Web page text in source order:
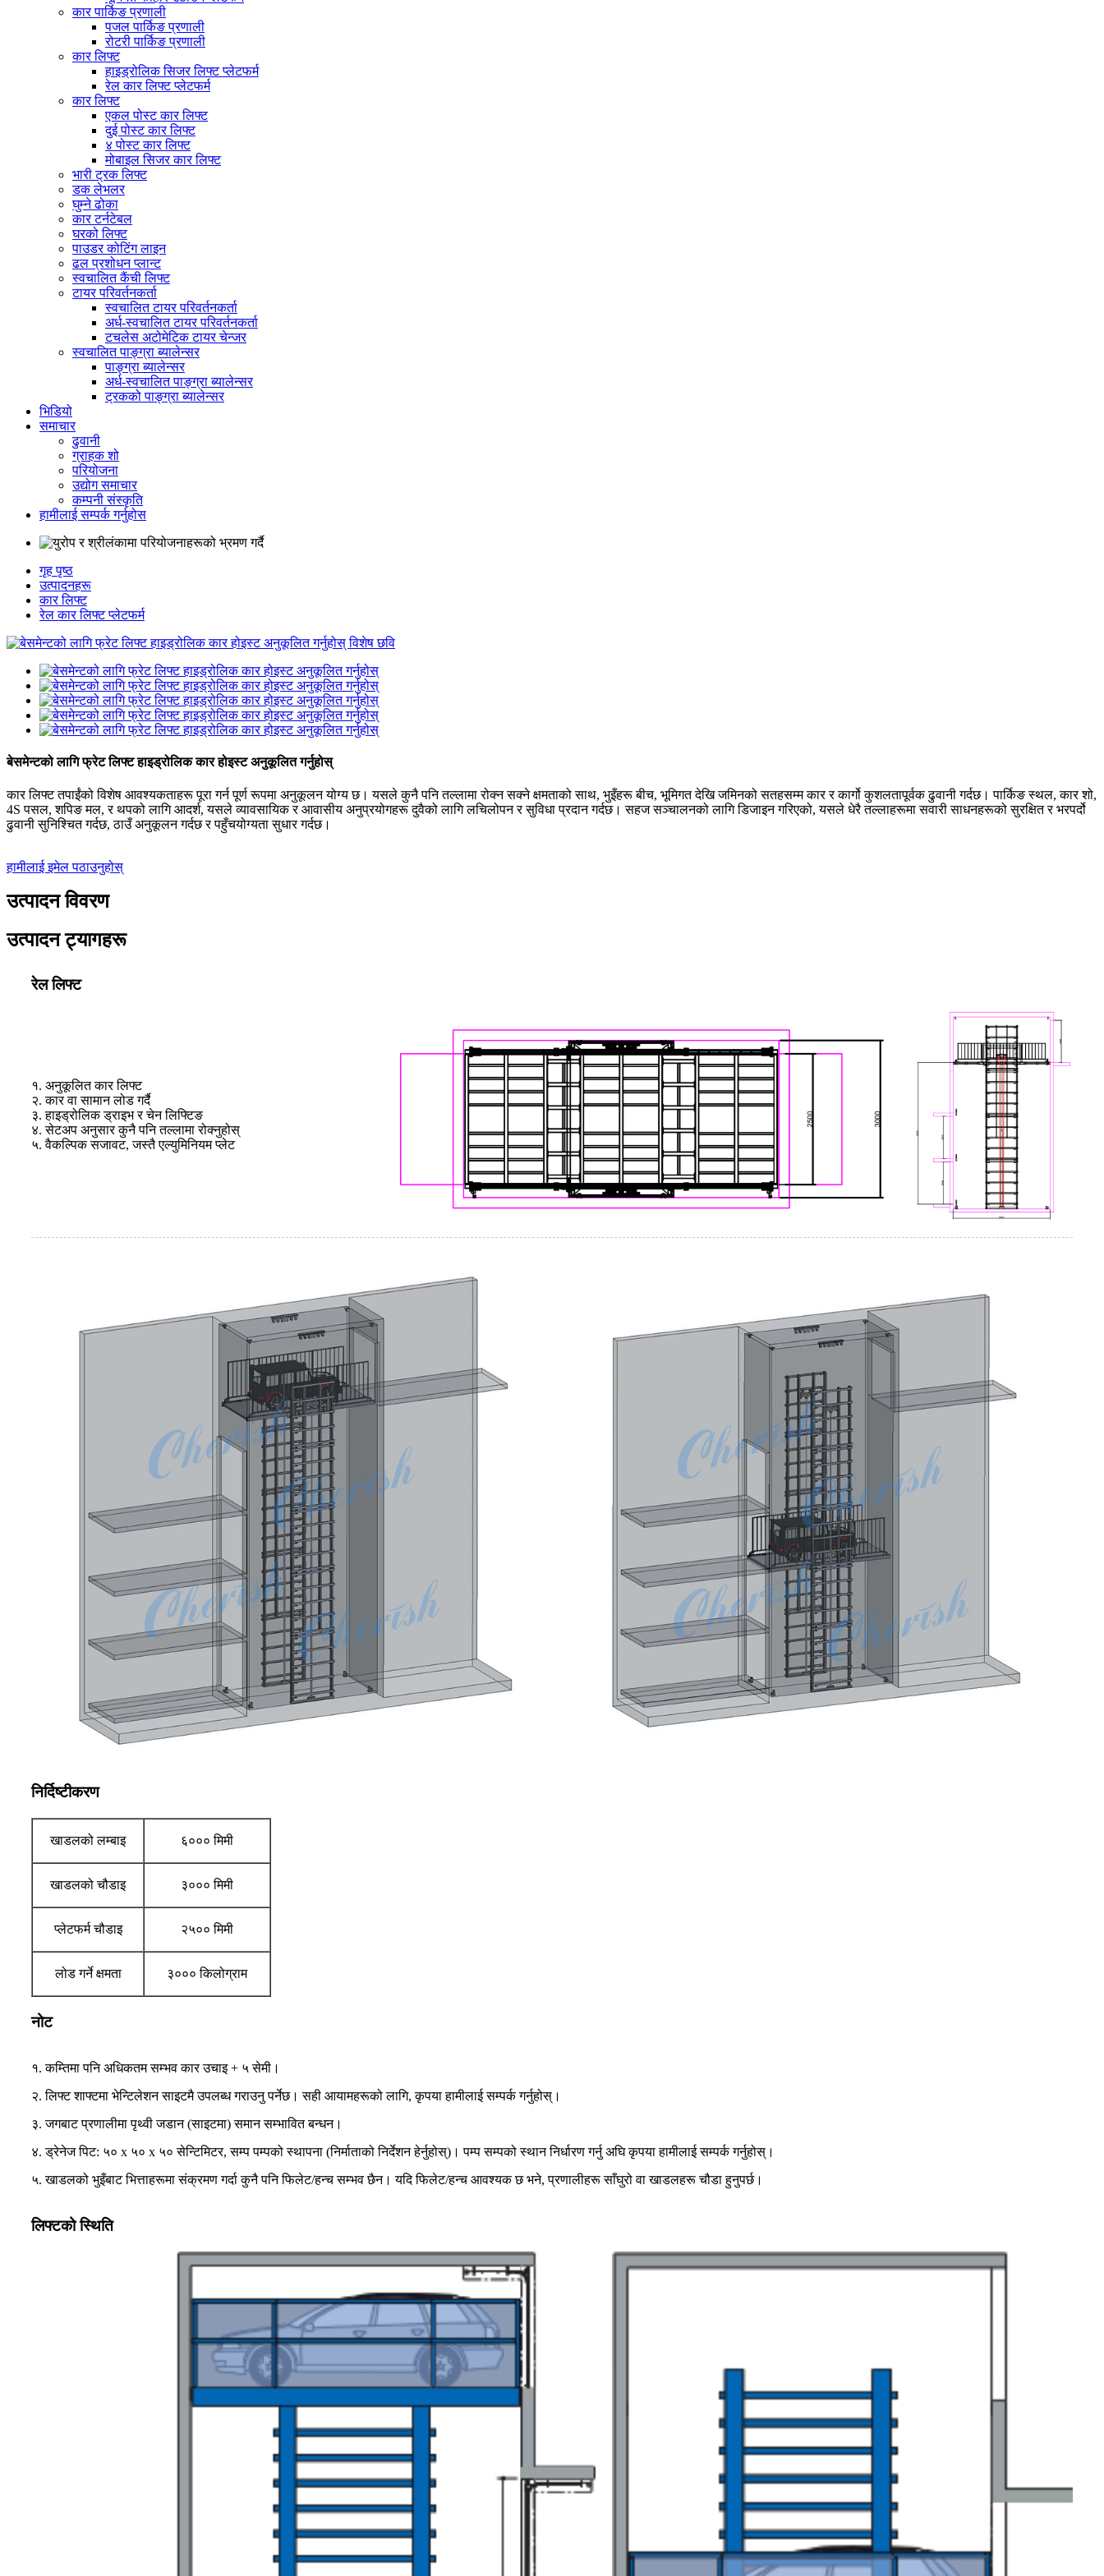
कार पार्किङ प्रणाली
पजल पार्किङ प्रणाली
रोटरी पार्किङ प्रणाली
कार लिफ्ट
हाइड्रोलिक सिजर लिफ्ट प्लेटफर्म
रेल कार लिफ्ट प्लेटफर्म
कार लिफ्ट
एकल पोस्ट कार लिफ्ट
दुई पोस्ट कार लिफ्ट
४ पोस्ट कार लिफ्ट
मोबाइल सिजर कार लिफ्ट
भारी ट्रक लिफ्ट
डक लेभलर
घुम्ने ढोका
कार टर्नटेबल
घरको लिफ्ट
पाउडर कोटिंग लाइन
ढल प्रशोधन प्लान्ट
स्वचालित कैंची लिफ्ट
टायर परिवर्तनकर्ता
स्वचालित टायर परिवर्तनकर्ता
अर्ध-स्वचालित टायर परिवर्तनकर्ता
टचलेस अटोमेटिक टायर चेन्जर
स्वचालित पाङ्ग्रा ब्यालेन्सर
पाङ्ग्रा ब्यालेन्सर
अर्ध-स्वचालित पाङ्ग्रा ब्यालेन्सर
ट्रकको पाङ्ग्रा ब्यालेन्सर
भिडियो
समाचार
ढुवानी
ग्राहक शो
परियोजना
उद्योग समाचार
कम्पनी संस्कृति
हामीलाई सम्पर्क गर्नुहोस
गृह पृष्ठ
उत्पादनहरू
कार लिफ्ट
रेल कार लिफ्ट प्लेटफर्म
बेसमेन्टको लागि फ्रेट लिफ्ट हाइड्रोलिक कार होइस्ट अनुकूलित गर्नुहोस्
कार लिफ्ट तपाईंको विशेष आवश्यकताहरू पूरा गर्न पूर्ण रूपमा अनुकूलन योग्य छ। यसले कुनै पनि तल्लामा रोक्न सक्ने क्षमताको साथ, भुइँहरू बीच, भूमिगत देखि जमिनको सतहसम्म कार र कार्गो कुशलतापूर्वक ढुवानी गर्दछ। पार्किङ स्थल, कार शो,
4S पसल, शपिङ मल, र थपको लागि आदर्श, यसले व्यावसायिक र आवासीय अनुप्रयोगहरू दुवैको लागि लचिलोपन र सुविधा प्रदान गर्दछ। सहज सञ्चालनको लागि डिजाइन गरिएको, यसले धेरै तल्लाहरूमा सवारी साधनहरूको सुरक्षित र भरपर्दो
ढुवानी सुनिश्चित गर्दछ, ठाउँ अनुकूलन गर्दछ र पहुँचयोग्यता सुधार गर्दछ।
हामीलाई इमेल पठाउनुहोस्
उत्पादन विवरण
उत्पादन ट्यागहरू
रेल लिफ्ट
१. अनुकूलित कार लिफ्ट
२. कार वा सामान लोड गर्दै
३. हाइड्रोलिक ड्राइभ र चेन लिफ्टिङ
४. सेटअप अनुसार कुनै पनि तल्लामा रोक्नुहोस्
५. वैकल्पिक सजावट, जस्तै एल्युमिनियम प्लेट
निर्दिष्टीकरण
खाडलको लम्बाइ ६००० मिमी
खाडलको चौडाइ ३००० मिमी
प्लेटफर्म चौडाइ २५०० मिमी
लोड गर्ने क्षमता ३००० किलोग्राम
नोट
१. कम्तिमा पनि अधिकतम सम्भव कार उचाइ + ५ सेमी।
२. लिफ्ट शाफ्टमा भेन्टिलेशन साइटमै उपलब्ध गराउनु पर्नेछ। सही आयामहरूको लागि, कृपया हामीलाई सम्पर्क गर्नुहोस्।
३. जगबाट प्रणालीमा पृथ्वी जडान (साइटमा) समान सम्भावित बन्धन।
४. ड्रेनेज पिट: ५० x ५० x ५० सेन्टिमिटर, सम्प पम्पको स्थापना (निर्माताको निर्देशन हेर्नुहोस्)। पम्प सम्पको स्थान निर्धारण गर्नु अघि कृपया हामीलाई सम्पर्क गर्नुहोस्।
५. खाडलको भुइँबाट भित्ताहरूमा संक्रमण गर्दा कुनै पनि फिलेट/हन्च सम्भव छैन। यदि फिलेट/हन्च आवश्यक छ भने, प्रणालीहरू साँघुरो वा खाडलहरू चौडा हुनुपर्छ।
लिफ्टको स्थिति